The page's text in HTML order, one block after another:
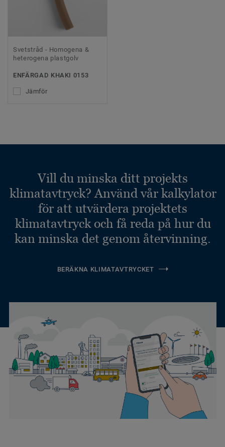
Svetstråd - Homogena &
heterogena plastgolv
ENFÄRGAD KHAKI 0153
Jämför
Vill du minska ditt projekts
klimatavtryck? Använd vår kalkylator
för att utvärdera projektets
klimatavtryck och få reda på hur du
kan minska det genom återvinning.
BERÄKNA KLIMATAVTRYCKET